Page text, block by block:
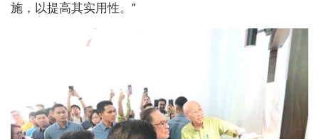
施，以提高其实用性。”